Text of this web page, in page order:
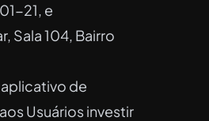
21, e
Sala 104, Bairro
de
Usuários investir